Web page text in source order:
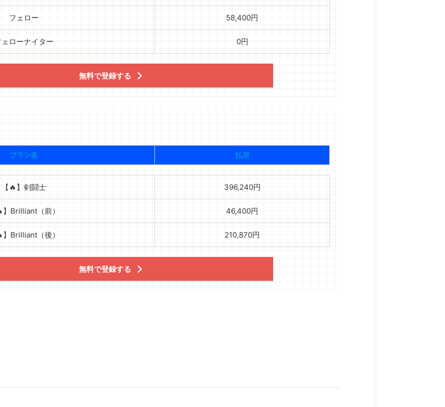
フェロー 58,400円
ローナイター 0円
無料で登録する
プラン名 払戻
【🔥】剣闘士 396,240円
】Brilliant（前） 46,400円
】Brilliant（後） 210,870円
無料で登録する